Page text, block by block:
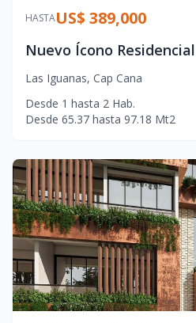
HASTAUS$ 389,000
Las Iguanas, Cap Cana
Desde 1 hasta 2 Hab.
Desde 65.37 hasta 97.18 Mt2